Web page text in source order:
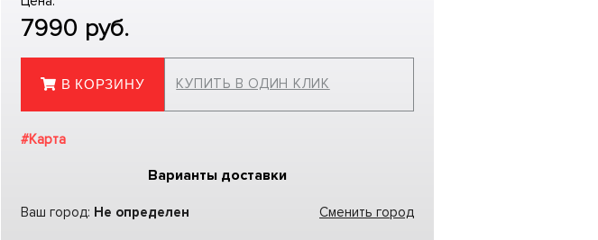
7990 руб.
В КОРЗИНУ КУПИТЬ В ОДИН КЛИК
#Карта
Варианты доставки
Ваш город: Не определен Сменить город